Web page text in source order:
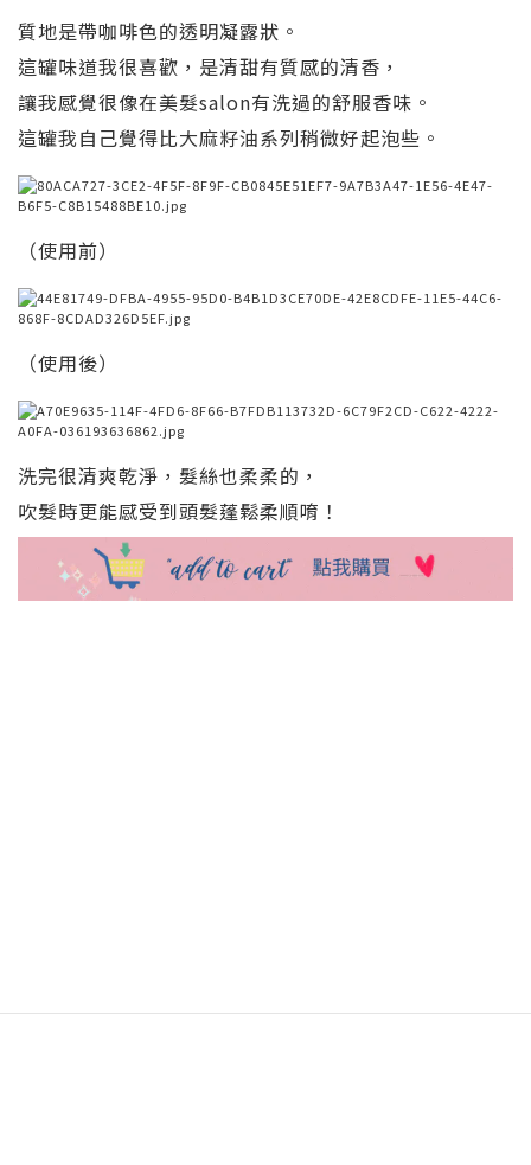
質地是帶咖啡色的透明凝露狀。
這罐味道我很喜歡，是清甜有質感的清香，
讓我感覺很像在美髮salon有洗過的舒服香味。
這罐我自己覺得比大麻籽油系列稍微好起泡些。
（使用前）
（使用後）
洗完很清爽乾淨，髮絲也柔柔的，
吹髮時更能感受到頭髮蓬鬆柔順唷！